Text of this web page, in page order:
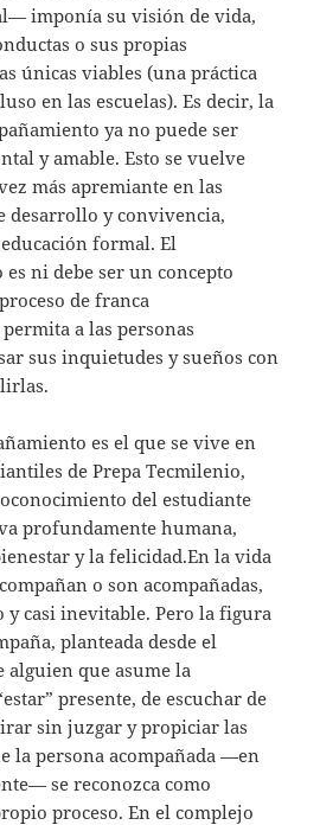
imponía su visión de vida,
o sus propias
únicas viables (una práctica
en las escuelas). Es decir, la
ya no puede ser
y amable. Esto se vuelve
más apremiante en las
desarrollo y convivencia,
formal. El
ni debe ser un concepto
de franca
a las personas
sus inquietudes y sueños con
es el que se vive en
de Prepa Tecmilenio,
del estudiante
profundamente humana,
y la felicidad.En la vida
o son acompañadas,
y casi inevitable. Pero la figura
planteada desde el
alguien que asume la
presente, de escuchar de
sin juzgar y propiciar las
la persona acompañada —en
se reconozca como
proceso. En el complejo